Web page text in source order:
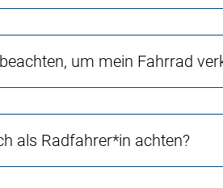
um mein Fahrrad
als Radfahrer*in achten?